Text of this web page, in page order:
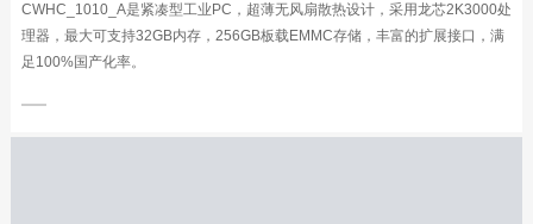
CWHC_1010_A是紧凑型工业PC，超薄无风扇散热设计，采用龙芯2K3000处
理器，最大可支持32GB内存，256GB板载EMMC存储，丰富的扩展接口，满
足100%国产化率。